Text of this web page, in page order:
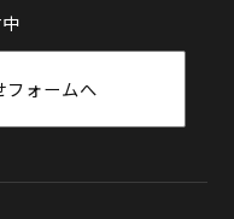
フォームへ